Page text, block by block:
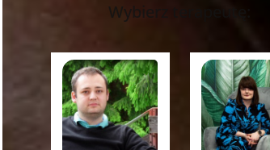
Wybierz terapeutę: